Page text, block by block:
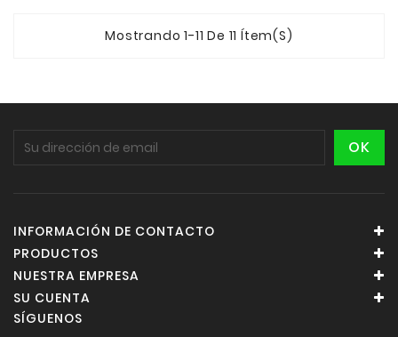
Mostrando 1-11 De 11 Ítem(s)
INFORMACIÓN DE CONTACTO
PRODUCTOS
NUESTRA EMPRESA
SU CUENTA
SÍGUENOS